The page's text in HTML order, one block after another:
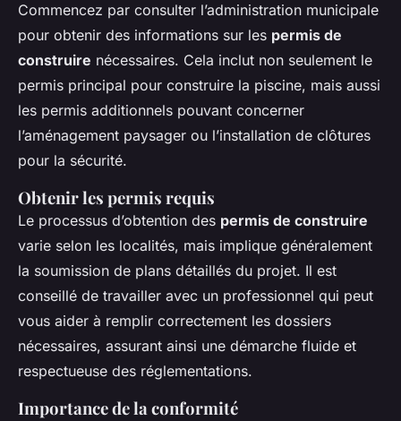
Commencez par consulter l’administration municipale
pour obtenir des informations sur les permis de
construire nécessaires. Cela inclut non seulement le
permis principal pour construire la piscine, mais aussi
les permis additionnels pouvant concerner
l’aménagement paysager ou l’installation de clôtures
pour la sécurité.
Obtenir les permis requis
Le processus d’obtention des permis de construire
varie selon les localités, mais implique généralement
la soumission de plans détaillés du projet. Il est
conseillé de travailler avec un professionnel qui peut
vous aider à remplir correctement les dossiers
nécessaires, assurant ainsi une démarche fluide et
respectueuse des réglementations.
Importance de la conformité